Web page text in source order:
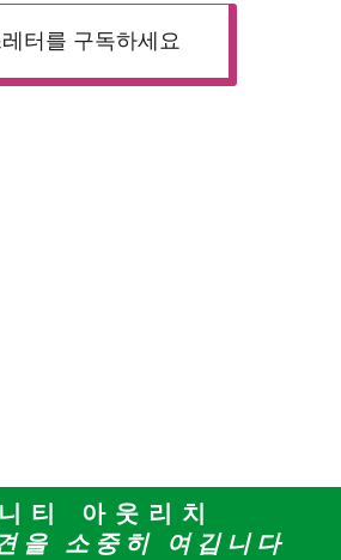
터를 구독하세요
티 아웃리치
을 소중히 여깁니다